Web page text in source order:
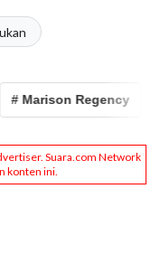
Marison Regency